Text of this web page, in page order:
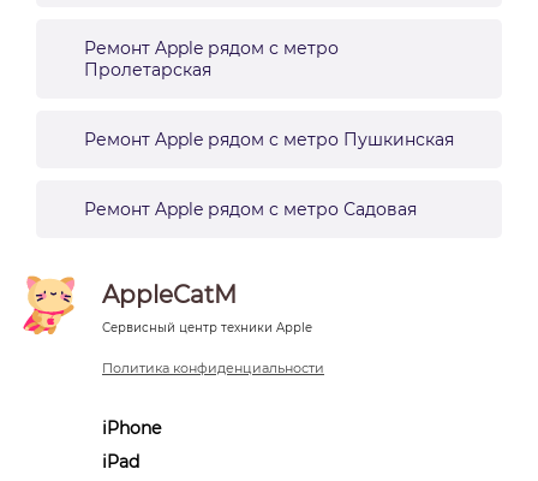
Ремонт Apple рядом с метро
Пролетарская
Ремонт Apple рядом с метро Пушкинская
Ремонт Apple рядом с метро Садовая
AppleCatM
Сервисный центр техники Apple
Политика конфиденциальности
iPhone
iPad